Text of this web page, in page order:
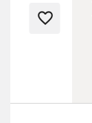
favorite_border